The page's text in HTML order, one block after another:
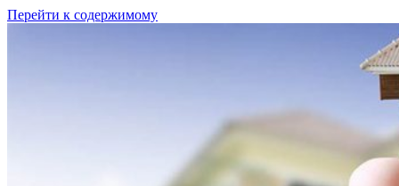
Перейти к содержимому